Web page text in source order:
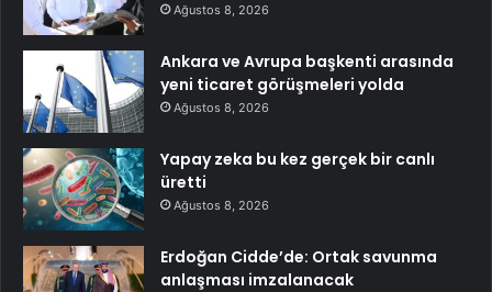
Ağustos 8, 2026
Ankara ve Avrupa başkenti arasında
yeni ticaret görüşmeleri yolda
Ağustos 8, 2026
Yapay zeka bu kez gerçek bir canlı
üretti
Ağustos 8, 2026
Erdoğan Cidde’de: Ortak savunma
anlaşması imzalanacak